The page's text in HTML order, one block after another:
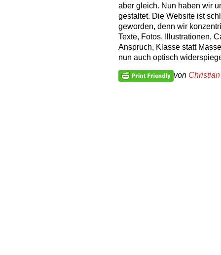
aber gleich. Nun haben wir
gestaltet. Die Website ist
geworden, denn wir
Texte, Fotos, Illustrationen,
Anspruch, Klasse statt
nun auch optisch
von